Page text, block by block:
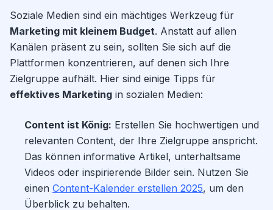
Soziale Medien sind ein mächtiges Werkzeug für
Marketing mit kleinem Budget. Anstatt auf allen
Kanälen präsent zu sein, sollten Sie sich auf die
Plattformen konzentrieren, auf denen sich Ihre
Zielgruppe aufhält. Hier sind einige Tipps für
effektives Marketing in sozialen Medien:
Content ist König: Erstellen Sie hochwertigen und
relevanten Content, der Ihre Zielgruppe anspricht.
Das können informative Artikel, unterhaltsame
Videos oder inspirierende Bilder sein. Nutzen Sie
einen Content-Kalender erstellen 2025, um den
Überblick zu behalten.